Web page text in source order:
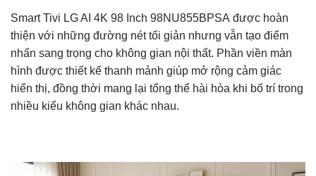
Smart Tivi LG AI 4K 98 Inch 98NU855BPSA được hoàn
thiện với những đường nét tối giản nhưng vẫn tạo điểm
nhấn sang trọng cho không gian nội thất. Phần viền màn
hình được thiết kế thanh mảnh giúp mở rộng cảm giác
hiển thị, đồng thời mang lại tổng thể hài hòa khi bố trí trong
nhiều kiểu không gian khác nhau.